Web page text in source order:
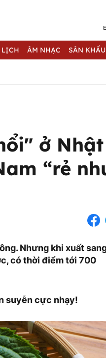
LỊCH ÂM NHẠC SÂN
ở Nhật
“rẻ
Nhưng khi xuất
có thời điểm tới 700
suyễn cực nhạy!